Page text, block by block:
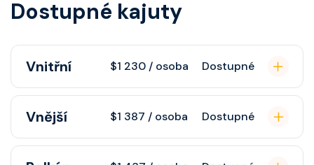
Dostupné kajuty
Vnitřní $1 230 / osoba Dostupné
Vnitřní kajuta poskytuje pohovku,
fén, soukromou koupelnu se
sprchou, šatnu, nastavitelnou
Vnější $1 387 / osoba Dostupné
Vnější kajuta s oknem poskytuje